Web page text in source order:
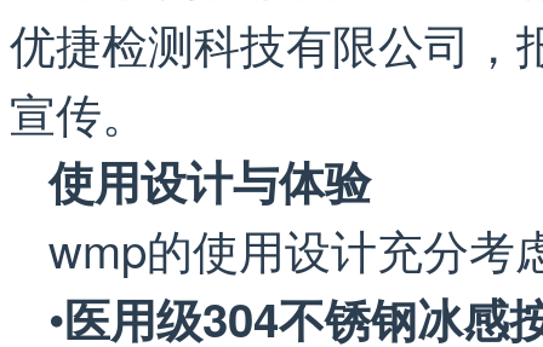
优捷检测科技有限公司，
宣传。
使用设计与体验
wmp的使用设计充分考
•医用级304不锈钢冰感